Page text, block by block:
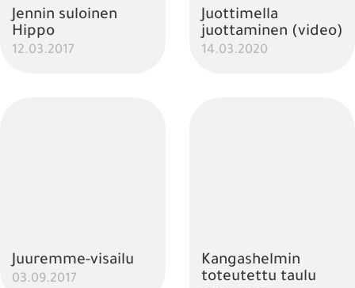
Jennin suloinen
Hippo
12.03.2017
Juottimella
juottaminen (video)
14.03.2020
Juuremme-visailu
03.09.2017
Kangashelmin
toteutettu taulu